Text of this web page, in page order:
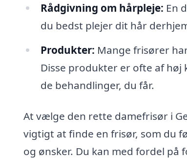
Rådgivning om hårpleje: En
du bedst plejer dit hår
Produkter: Mange frisører
Disse produkter er ofte af
de behandlinger, du får.
At vælge den rette damefrisør i
vigtigt at finde en frisør, som du
og ønsker. Du kan med fordel